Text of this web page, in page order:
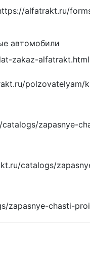
https://alfatrakt.ru/
автомобили
zakaz-alfatrakt.html
polzovatelyam/
zapasnye-
catalogs/
zapasnye-chasti-